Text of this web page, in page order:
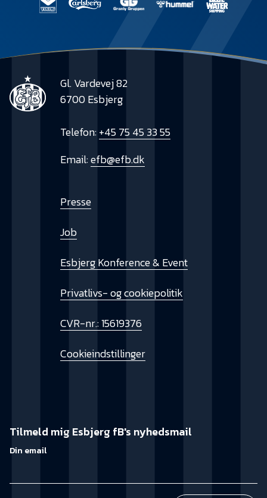
Gl. Vardevej 82
6700 Esbjerg
Telefon:+45 75 45 33 55
Email:efb@efb.dk
Presse
Job
Esbjerg Konference & Event
Privatlivs- og cookiepolitik
CVR-nr.: 15619376
Cookieindstillinger
Tilmeld mig Esbjerg fB's nyhedsmail
Din email